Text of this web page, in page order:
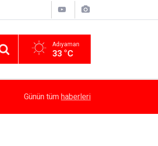
Adıyaman
33 °C
Depremde Azalan Derslik Sayısı Yeni Okullarla
Günün tüm haberleri